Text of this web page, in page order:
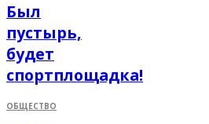
Был
пустырь,
будет
спортплощадка!
ОБЩЕСТВО